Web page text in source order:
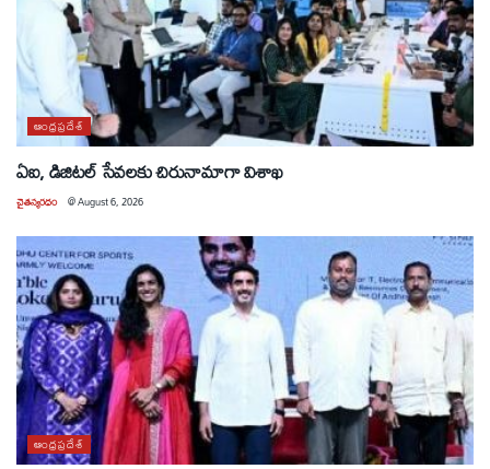
ఆంధ్రప్రదేశ్
ఏఐ, డిజిటల్ సేవలకు చిరునామాగా విశాఖ
చైతన్యరధం @August 6, 2026
ఆంధ్రప్రదేశ్